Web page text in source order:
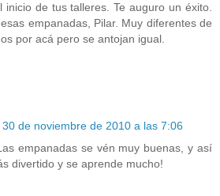
inicio de tus talleres. Te auguro un éxito.
empanadas, Pilar. Muy diferentes de
por acá pero se antojan igual.
30 de noviembre de 2010 a las 7:06
empanadas se vén muy buenas, y así
divertido y se aprende mucho!